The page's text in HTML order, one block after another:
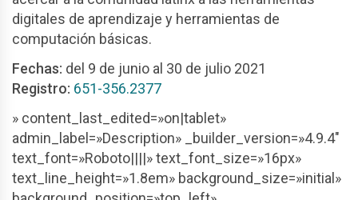
digitales de aprendizaje y herramientas de
computación básicas.
Fechas: del 9 de junio al 30 de julio 2021
Registro: 651-356.2377
» content_last_edited=»on|tablet»
admin_label=»Description» _builder_version=»4.9.4″
text_font=»Roboto||||» text_font_size=»16px»
text_line_height=»1.8em» background_size=»initial»